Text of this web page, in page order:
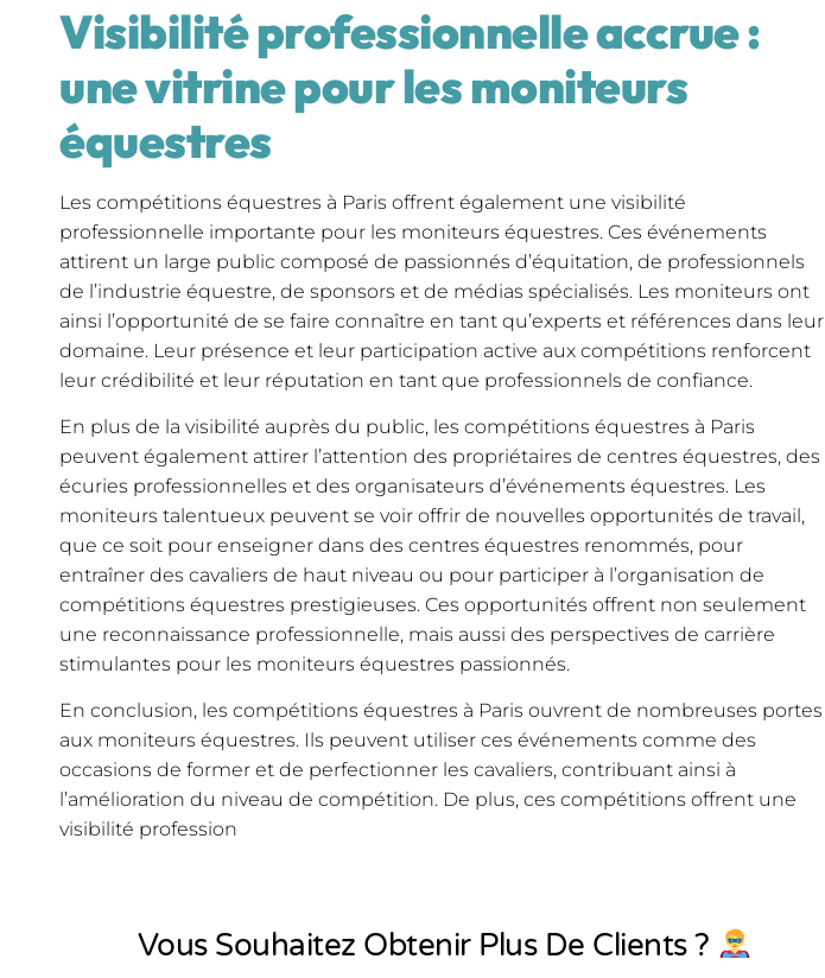
Visibilité professionnelle accrue :
une vitrine pour les moniteurs
équestres
Les compétitions équestres à Paris offrent également une visibilité
professionnelle importante pour les moniteurs équestres. Ces événements
attirent un large public composé de passionnés d’équitation, de professionnels
de l’industrie équestre, de sponsors et de médias spécialisés. Les moniteurs ont
ainsi l’opportunité de se faire connaître en tant qu’experts et références dans leur
domaine. Leur présence et leur participation active aux compétitions renforcent
leur crédibilité et leur réputation en tant que professionnels de confiance.
En plus de la visibilité auprès du public, les compétitions équestres à Paris
peuvent également attirer l’attention des propriétaires de centres équestres, des
écuries professionnelles et des organisateurs d’événements équestres. Les
moniteurs talentueux peuvent se voir offrir de nouvelles opportunités de travail,
que ce soit pour enseigner dans des centres équestres renommés, pour
entraîner des cavaliers de haut niveau ou pour participer à l’organisation de
compétitions équestres prestigieuses. Ces opportunités offrent non seulement
une reconnaissance professionnelle, mais aussi des perspectives de carrière
stimulantes pour les moniteurs équestres passionnés.
En conclusion, les compétitions équestres à Paris ouvrent de nombreuses portes
aux moniteurs équestres. Ils peuvent utiliser ces événements comme des
occasions de former et de perfectionner les cavaliers, contribuant ainsi à
l’amélioration du niveau de compétition. De plus, ces compétitions offrent une
visibilité profession
Vous Souhaitez Obtenir Plus De Clients ?